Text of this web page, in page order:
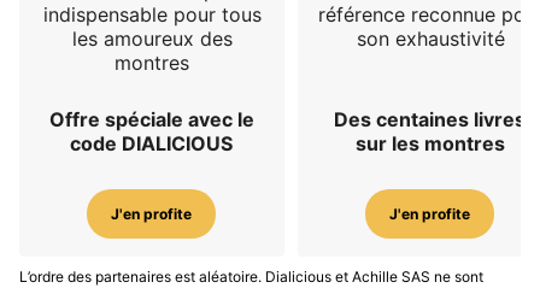
indispensable pour tous
les amoureux des
montres
Offre spéciale avec le
code DIALICIOUS
J'en profite
référence reconnue
son exhaustivité
Des centaines livres
sur les montres
J'en profite
L’ordre des partenaires est aléatoire. Dialicious et Achille SAS ne sont